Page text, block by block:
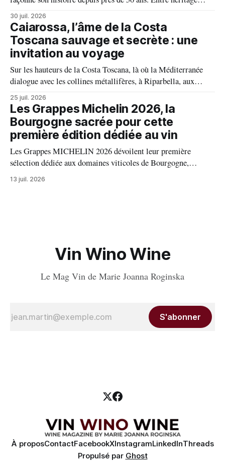
familial, exigence viticole et profond respect du terroir, le
domaine incarne une vision authentique du vin, où chaque
millésime raconte une terre, une passion et un art de vivre.
30 juil. 2026
Caiarossa, l’âme de la Costa
Toscana sauvage et secrète : une
invitation au voyage
Sur les hauteurs de la Costa Toscana, là où la Méditerranée
dialogue avec les collines métallifères, à Riparbella, aux
portes de Bolgheri, Caiarossa cultive une autre idée du grand
vin, celle d'un équilibre vivant entre la terre, les cépages et le
temps.
25 juil. 2026
Les Grappes Michelin 2026, la
Bourgogne sacrée pour cette
première édition dédiée au vin
Les Grappes MICHELIN 2026 dévoilent leur première
sélection dédiée aux domaines viticoles de Bourgogne,
distinguant 94 propriétés pour l’excellence de leurs vins. Au
palmarès : 9 domaines reçoivent trois grappes, 20 deux
13 juil. 2026
Vin Wino Wine
Le Mag Vin de Marie Joanna Roginska
S'abonner
À proposContactFacebookXInstagramLinkedInThreads
Propulsé par Ghost